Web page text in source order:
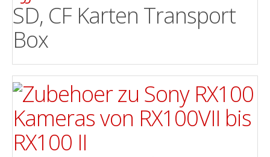
SD, CF Karten Transport
Box